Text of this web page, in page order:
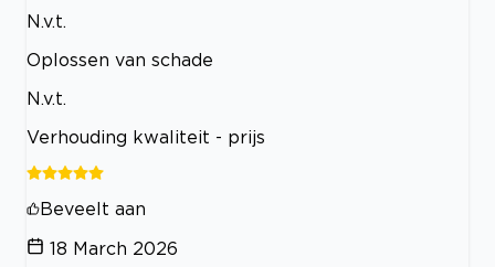
N.v.t.
Oplossen van schade
N.v.t.
Verhouding kwaliteit - prijs
Beveelt aan
18 March 2026